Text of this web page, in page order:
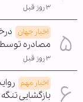
۳ روز قبل
اخبار جهان
مصادره توسط
۳ روز قبل
اخبار مهم
بازگشایی